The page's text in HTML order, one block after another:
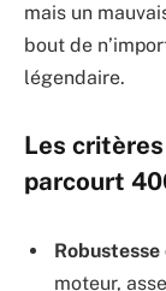
mais un
bout de
légendaire.
Les
parcourt
moteur,